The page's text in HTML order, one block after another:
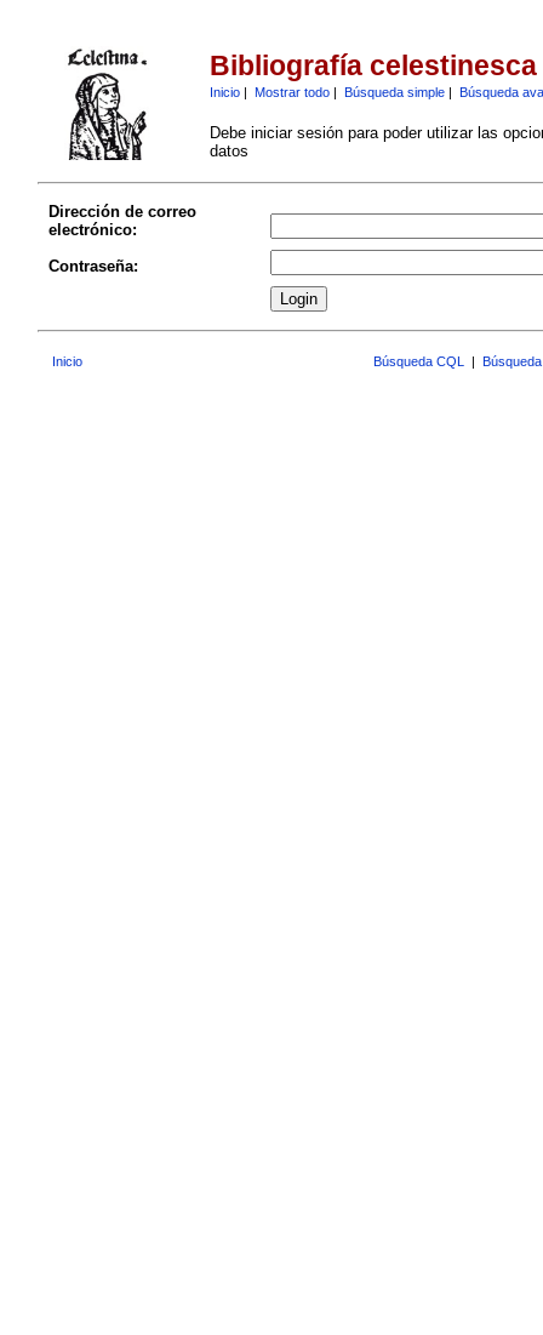
Bibliografía celestinesca
Inicio| Mostrar todo| Búsqueda simple| Búsqueda
Debe iniciar sesión para poder utilizar las
datos
Dirección de correo
electrónico:
Contraseña:
Inicio Búsqueda CQL |